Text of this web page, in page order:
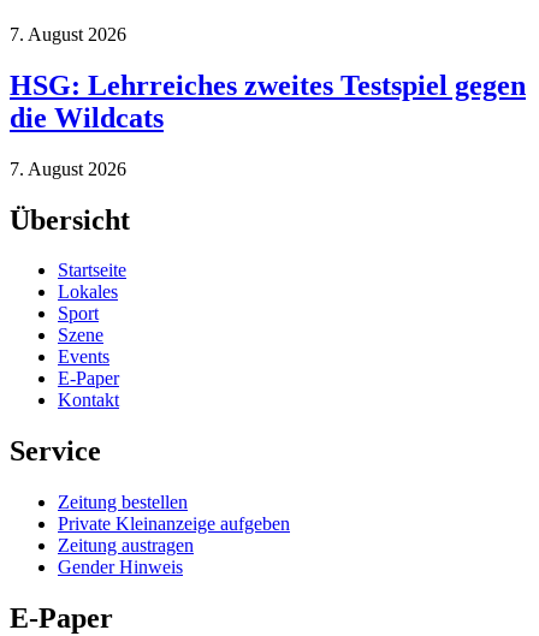
7. August 2026
HSG: Lehrreiches zweites Testspiel gegen
die Wildcats
7. August 2026
Übersicht
Startseite
Lokales
Sport
Szene
Events
E-Paper
Kontakt
Service
Zeitung bestellen
Private Kleinanzeige aufgeben
Zeitung austragen
Gender Hinweis
E-Paper